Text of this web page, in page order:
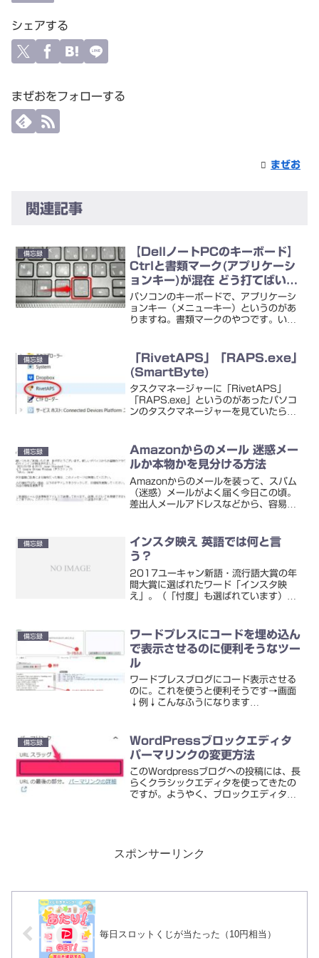
シェアする
まぜおをフォローする
まぜお
関連記事
備忘録
【DellノートPCのキーボード】
Ctrlと書類マーク(アプリケーシ
ョンキー)が混在 どう打てばい
い？
パソコンのキーボードで、アプリケーシ
ョンキー（メニューキー）というのがあ
りますね。書類マークのやつです。いま
と混在というか、一緒のところにありま
す。このキーボードを...
備忘録
「RivetAPS」「RAPS.exe」
(SmartByte)
タスクマネージャーに「RivetAPS」
「RAPS.exe」というのがあったパソコ
ンのタスクマネージャーを見ていたら、
「RAPS.exe」というのが見られまし
た。...
備忘録
Amazonからのメール 迷惑メー
ルか本物かを見分ける方法
Amazonからのメールを装って、スパム
（迷惑）メールがよく届く今日この頃。
差出人メールアドレスなどから、容易に
を見てみても、本物なのかどうかよくわ
からないような...
備忘録
インスタ映え 英語では何と言
う？
2017ユーキャン新語・流行語大賞の年
間大賞に選ばれたワード「インスタ映
え」。（「忖度」も選ばれています）英
instagrammable（instagramableと
も）【...
備忘録
ワードプレスにコードを埋め込ん
で表示させるのに便利そうなツー
ル
ワードプレスブログにコード表示させる
のに。これを使うと便利そうです→画面
↓例↓こんなふうになります
{HTTPS} off Rew...
備忘録
WordPressブロックエディタ
パーマリンクの変更方法
このWordpressブログへの投稿には、長
らくクラシックエディタを使ってきたの
ですが。ようやく、ブロックエディタに
スポンサーリンク
毎日スロットくじが当たった（10円相当）